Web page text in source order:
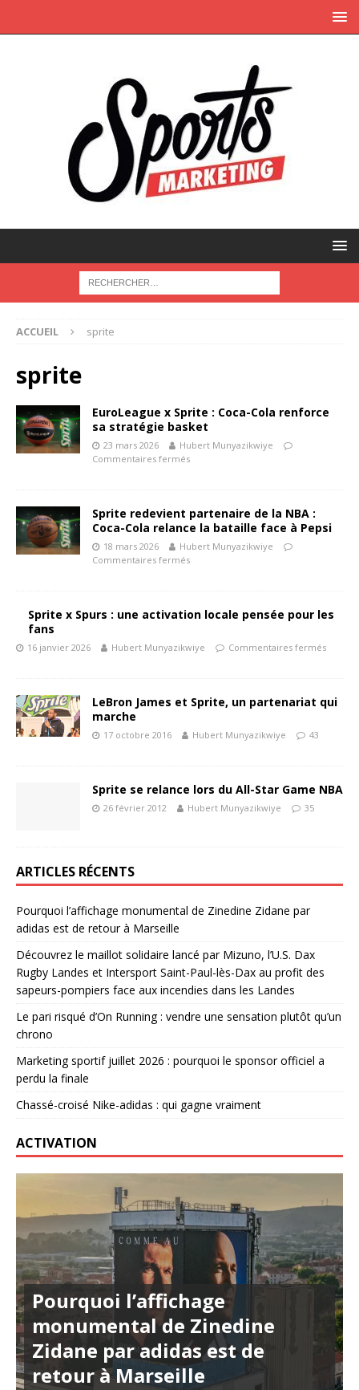
ACCUEIL sprite
sprite
EuroLeague x Sprite : Coca-Cola renforce
sa stratégie basket
23 mars 2026
Hubert Munyazikwiye
Commentaires fermés
Sprite redevient partenaire de la NBA :
Coca-Cola relance la bataille face à Pepsi
18 mars 2026
Hubert Munyazikwiye
Commentaires fermés
Sprite x Spurs : une activation locale pensée pour les
fans
16 janvier 2026 Hubert Munyazikwiye Commentaires fermés
LeBron James et Sprite, un partenariat qui
marche
17 octobre 2016 Hubert Munyazikwiye 43
Sprite se relance lors du All-Star Game NBA
26 février 2012 Hubert Munyazikwiye 35
ARTICLES RÉCENTS
Pourquoi l’affichage monumental de Zinedine Zidane par
adidas est de retour à Marseille
Découvrez le maillot solidaire lancé par Mizuno, l’U.S. Dax
Rugby Landes et Intersport Saint-Paul-lès-Dax au profit des
sapeurs-pompiers face aux incendies dans les Landes
Le pari risqué d’On Running : vendre une sensation plutôt qu’un
chrono
Marketing sportif juillet 2026 : pourquoi le sponsor officiel a
perdu la finale
Chassé-croisé Nike-adidas : qui gagne vraiment
ACTIVATION
Pourquoi l’affichage
monumental de Zinedine
Zidane par adidas est de
retour à Marseille